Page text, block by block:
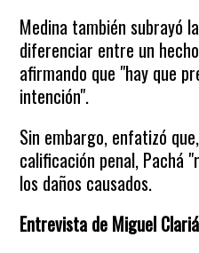
Medina también subrayó
diferenciar entre un
afirmando que "hay que
intención".
Sin embargo, enfatizó
calificación penal, Pachá
los daños causados.
Entrevista de Miguel